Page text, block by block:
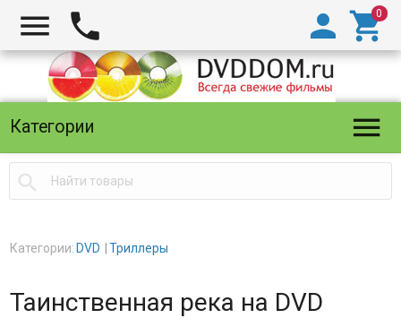
  

Категории 

Категории: DVD Триллеры
Таинственная река на DVD